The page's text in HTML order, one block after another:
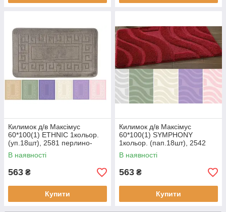
Килимок д/в Максімус
60*100(1) ETHNIC 1кольор.
(уп.18шт), 2581 перлино-
білий
В наявності
563 ₴
Купити
Килимок д/в Максімус
60*100(1) SYMPHONY
1кольор. (пап.18шт), 2542
мигал
В наявності
563 ₴
Купити